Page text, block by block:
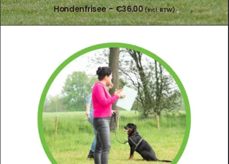
Hondenfrisee €36.00 (incl. BTW)
TOEVOEGEN AAN WINKELWAGEN